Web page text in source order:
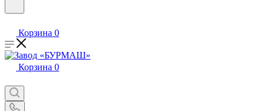
Корзина 0
Корзина 0